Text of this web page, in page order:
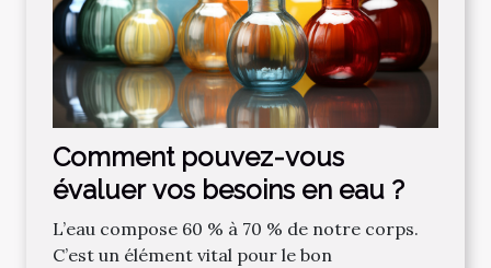
Comment pouvez-vous
évaluer vos besoins en eau ?
L’eau compose 60 % à 70 % de notre corps.
C’est un élément vital pour le bon